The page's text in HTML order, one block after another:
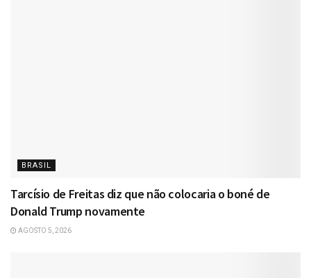
BRASIL
Tarcísio de Freitas diz que não colocaria o boné de
Donald Trump novamente
AGOSTO 5, 2026